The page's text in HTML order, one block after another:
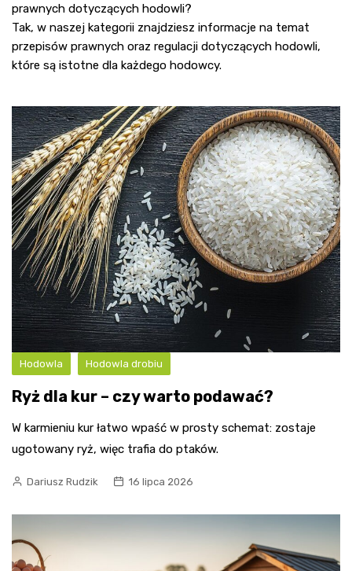
prawnych dotyczących hodowli?
Tak, w naszej kategorii znajdziesz informacje na temat
przepisów prawnych oraz regulacji dotyczących hodowli,
które są istotne dla każdego hodowcy.
Hodowla Hodowla drobiu
Ryż dla kur – czy warto podawać?
W karmieniu kur łatwo wpaść w prosty schemat: zostaje
ugotowany ryż, więc trafia do ptaków.
Dariusz Rudzik 16 lipca 2026